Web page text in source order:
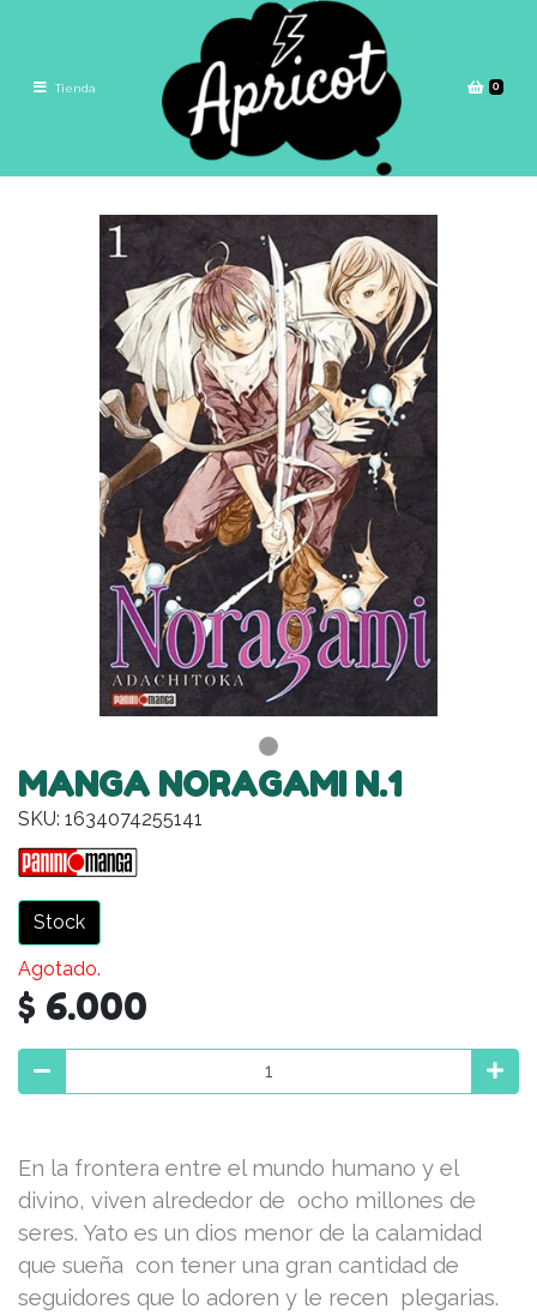
Tienda 0
MANGA NORAGAMI N.1
SKU: 1634074255141
Stock
Agotado.
$ 6.000
En la frontera entre el mundo humano y el
divino, viven alrededor de ocho millones de
seres. Yato es un dios menor de la calamidad
que sueña con tener una gran cantidad de
seguidores que lo adoren y le recen plegarias.